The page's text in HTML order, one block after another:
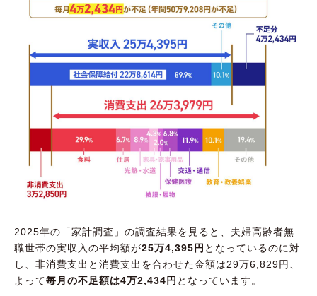
2025年の「家計調査」の調査結果を見ると、夫婦高齢者無
職世帯の実収入の平均額が25万4,395円 となっているのに対
し、非消費支出と消費支出を合わせた金額は29万6,829円、
よって毎月の不足額は4万2,434円 となっています。